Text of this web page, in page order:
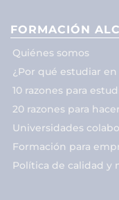
FORMACIÓN
Quiénes somos
¿Por qué estudiar
10 razones para
20 razones para
Universidades
Formación para
Política de calidad y